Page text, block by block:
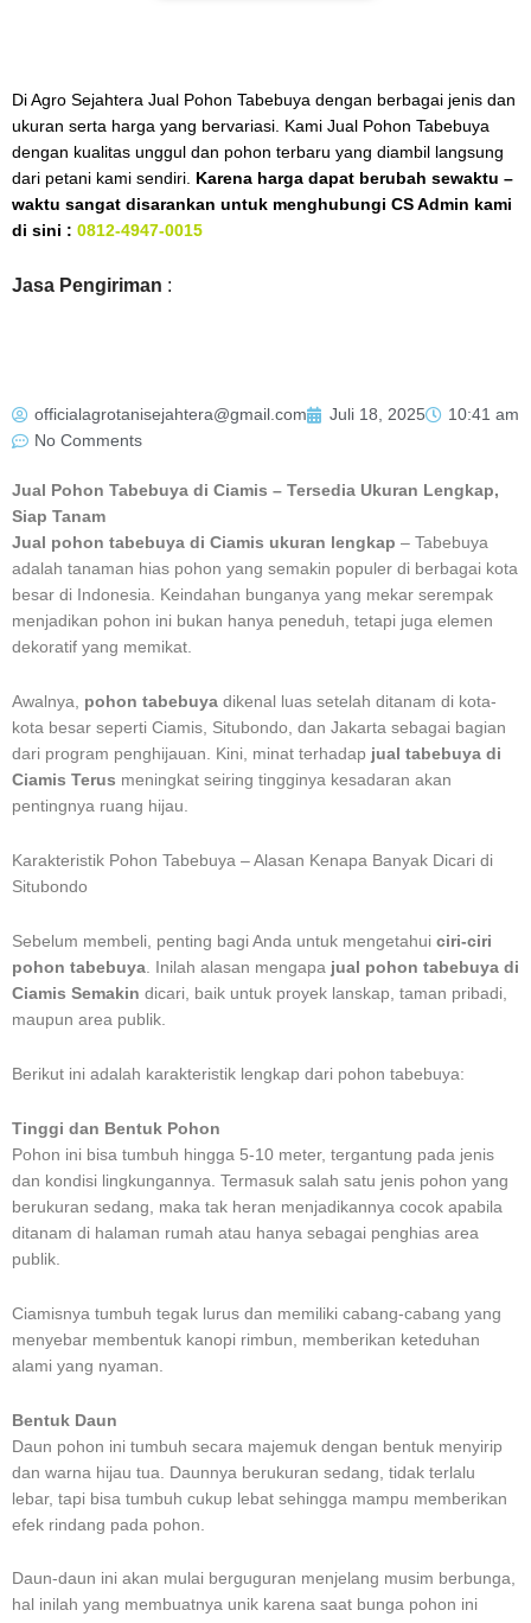
Di Agro Sejahtera Jual Pohon Tabebuya dengan berbagai jenis dan
ukuran serta harga yang bervariasi. Kami Jual Pohon Tabebuya
dengan kualitas unggul dan pohon terbaru yang diambil langsung
dari petani kami sendiri. Karena harga dapat berubah sewaktu –
waktu sangat disarankan untuk menghubungi CS Admin kami
di sini : 0812-4947-0015
Jasa Pengiriman :
officialagrotanisejahtera@gmail.com Juli 18, 2025
10:41 am
No Comments
Jual Pohon Tabebuya di Ciamis – Tersedia Ukuran Lengkap,
Siap Tanam
Jual pohon tabebuya di Ciamis ukuran lengkap – Tabebuya
adalah tanaman hias pohon yang semakin populer di berbagai kota
besar di Indonesia. Keindahan bunganya yang mekar serempak
menjadikan pohon ini bukan hanya peneduh, tetapi juga elemen
dekoratif yang memikat.
Awalnya, pohon tabebuya dikenal luas setelah ditanam di kota-
kota besar seperti Ciamis, Situbondo, dan Jakarta sebagai bagian
dari program penghijauan. Kini, minat terhadap jual tabebuya di
Ciamis Terus meningkat seiring tingginya kesadaran akan
pentingnya ruang hijau.
Karakteristik Pohon Tabebuya – Alasan Kenapa Banyak Dicari di
Situbondo
Sebelum membeli, penting bagi Anda untuk mengetahui ciri-ciri
pohon tabebuya . Inilah alasan mengapa jual pohon tabebuya di
Ciamis Semakin dicari, baik untuk proyek lanskap, taman pribadi,
maupun area publik.
Berikut ini adalah karakteristik lengkap dari pohon tabebuya:
Tinggi dan Bentuk Pohon
Pohon ini bisa tumbuh hingga 5-10 meter, tergantung pada jenis
dan kondisi lingkungannya. Termasuk salah satu jenis pohon yang
berukuran sedang, maka tak heran menjadikannya cocok apabila
ditanam di halaman rumah atau hanya sebagai penghias area
publik.
Ciamisnya tumbuh tegak lurus dan memiliki cabang-cabang yang
menyebar membentuk kanopi rimbun, memberikan keteduhan
alami yang nyaman.
Bentuk Daun
Daun pohon ini tumbuh secara majemuk dengan bentuk menyirip
dan warna hijau tua. Daunnya berukuran sedang, tidak terlalu
lebar, tapi bisa tumbuh cukup lebat sehingga mampu memberikan
efek rindang pada pohon.
Daun-daun ini akan mulai berguguran menjelang musim berbunga,
hal inilah yang membuatnya unik karena saat bunga pohon ini